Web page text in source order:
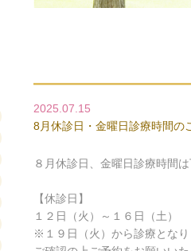
2025.07.15
8月休診日・金曜日診療時間の
８月休診日、金曜日診療時間
【休診日】
１２日（火）～１６日（土）
※１９日（火）から診療とな